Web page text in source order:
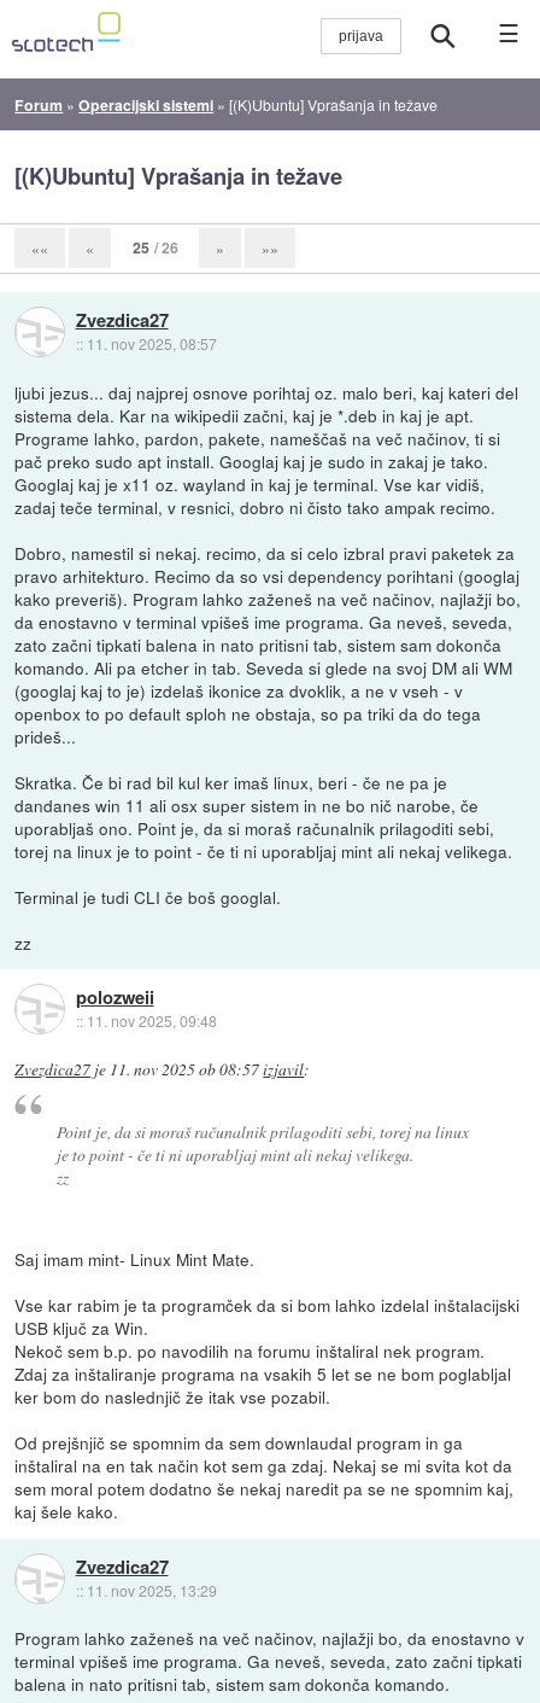
☰
Forum »Operacijski sistemi »[(K)Ubuntu] Vprašanja in težave
[(K)Ubuntu] Vprašanja in težave
«« « 25 / 26 » »»
Zvezdica27
:: 11. nov 2025, 08:57
ljubi jezus... daj najprej osnove porihtaj oz. malo beri, kaj kateri del
sistema dela. Kar na wikipedii začni, kaj je *.deb in kaj je apt.
Programe lahko, pardon, pakete, nameščaš na več načinov, ti si
pač preko sudo apt install. Googlaj kaj je sudo in zakaj je tako.
Googlaj kaj je x11 oz. wayland in kaj je terminal. Vse kar vidiš,
zadaj teče terminal, v resnici, dobro ni čisto tako ampak recimo.
Dobro, namestil si nekaj. recimo, da si celo izbral pravi paketek za
pravo arhitekturo. Recimo da so vsi dependency porihtani (googlaj
kako preveriš). Program lahko zaženeš na več načinov, najlažji bo,
da enostavno v terminal vpišeš ime programa. Ga neveš, seveda,
zato začni tipkati balena in nato pritisni tab, sistem sam dokonča
komando. Ali pa etcher in tab. Seveda si glede na svoj DM ali WM
(googlaj kaj to je) izdelaš ikonice za dvoklik, a ne v vseh - v
openbox to po default sploh ne obstaja, so pa triki da do tega
prideš...
Skratka. Če bi rad bil kul ker imaš linux, beri - če ne pa je
dandanes win 11 ali osx super sistem in ne bo nič narobe, če
uporabljaš ono. Point je, da si moraš računalnik prilagoditi sebi,
torej na linux je to point - če ti ni uporabljaj mint ali nekaj velikega.
Terminal je tudi CLI če boš googlal.
zz
polozweii
:: 11. nov 2025, 09:48
Zvezdica27 je 11. nov 2025 ob 08:57izjavil:
Point je, da si moraš računalnik prilagoditi sebi, torej na linux
je to point - če ti ni uporabljaj mint ali nekaj velikega.
zz
Saj imam mint- Linux Mint Mate.
Vse kar rabim je ta programček da si bom lahko izdelal inštalacijski
USB ključ za Win.
Nekoč sem b.p. po navodilih na forumu inštaliral nek program.
Zdaj za inštaliranje programa na vsakih 5 let se ne bom poglabljal
ker bom do naslednjič že itak vse pozabil.
Od prejšnjič se spomnim da sem downlaudal program in ga
inštaliral na en tak način kot sem ga zdaj. Nekaj se mi svita kot da
sem moral potem dodatno še nekaj naredit pa se ne spomnim kaj,
kaj šele kako.
Zvezdica27
:: 11. nov 2025, 13:29
Program lahko zaženeš na več načinov, najlažji bo, da enostavno v
terminal vpišeš ime programa. Ga neveš, seveda, zato začni tipkati
balena in nato pritisni tab, sistem sam dokonča komando.